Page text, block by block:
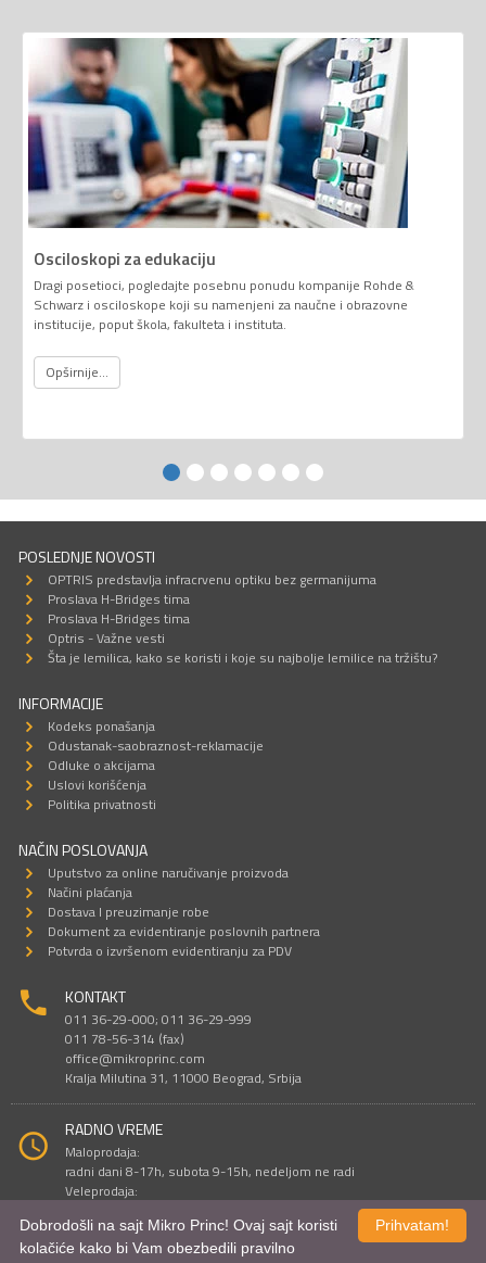
Osciloskopi za edukaciju
Dragi posetioci, pogledajte posebnu ponudu kompanije Rohde &
Schwarz i osciloskope koji su namenjeni za naučne i obrazovne
institucije, poput škola, fakulteta i instituta.
Opširnije...
POSLEDNJE NOVOSTI
OPTRIS predstavlja infracrvenu optiku bez germanijuma
Proslava H-Bridges tima
Proslava H-Bridges tima
Optris - Važne vesti
Šta je lemilica, kako se koristi i koje su najbolje lemilice na tržištu?
INFORMACIJE
Kodeks ponašanja
Odustanak-saobraznost-reklamacije
Odluke o akcijama
Uslovi korišćenja
Politika privatnosti
NAČIN POSLOVANJA
Uputstvo za online naručivanje proizvoda
Načini plaćanja
Dostava I preuzimanje robe
Dokument za evidentiranje poslovnih partnera
Potvrda o izvršenom evidentiranju za PDV
KONTAKT
011 36-29-000; 011 36-29-999
011 78-56-314 (fax)
office@mikroprinc.com
Kralja Milutina 31, 11000 Beograd, Srbija
RADNO VREME
Maloprodaja:
radni dani 8-17h, subota 9-15h, nedeljom ne radi
Veleprodaja:
Prihvatam!
Dobrodošli na sajt Mikro Princ! Ovaj sajt koristi
kolačiće kako bi Vam obezbedili pravilno